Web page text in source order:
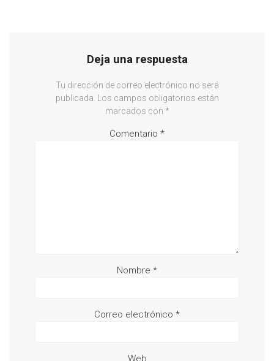
Deja una respuesta
Tu dirección de correo electrónico no será
publicada.
Los campos obligatorios están
marcados con *
Comentario *
Nombre *
Correo electrónico *
Web